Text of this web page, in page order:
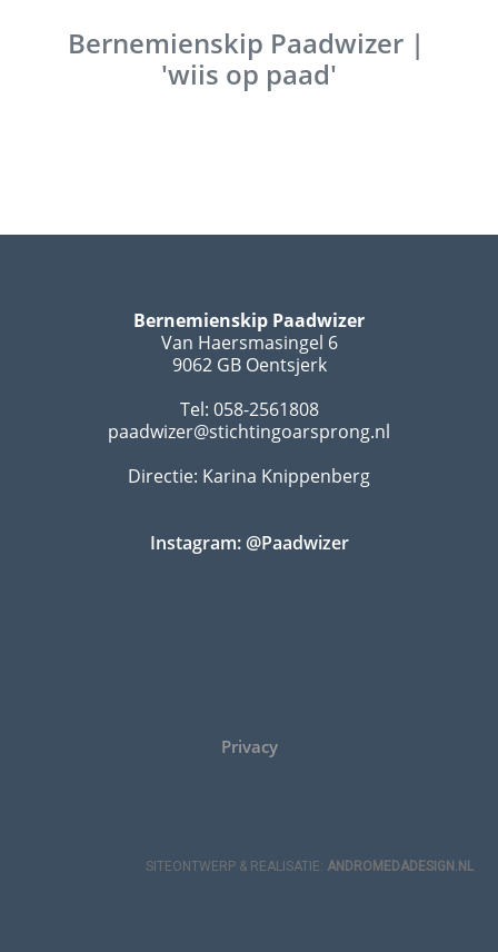
Bernemienskip Paadwizer |
'wiis op paad'
Bernemienskip Paadwizer
Van Haersmasingel 6
9062 GB Oentsjerk
Tel: 058-2561808
paadwizer@stichtingoarsprong.nl
Directie: Karina Knippenberg
Instagram: @Paadwizer
Privacy
SITEONTWERP & REALISATIE: ANDROMEDADESIGN.NL